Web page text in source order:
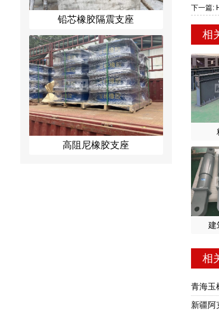
铅芯橡胶隔震支座
高阻尼橡胶支座
下一篇:
相
建
相
青海玉
新疆阿